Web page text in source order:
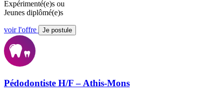
Expérimenté(e)s ou
Jeunes diplômé(e)s
voir l'offre Je postule
Pédodontiste H/F – Athis-Mons